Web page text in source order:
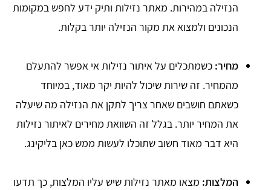
הנזילה במהירות. מאתר נזילות ותיק ידע לחפש במקומות
הנכונים ולמצוא את מקור הנזילה יותר בקלות.
מחיר: כשמתכלים על איתור נזילות אי אפשר להתעלם
מהמחיר. זה שירות שיכול להיות יקר מאוד, במיוחד
כשאתם חושבים שאחר צריך לתקן את הנזילה מה שיעלה
את המחיר יותר. בגלל זה השוואת מחירים לאיתור נזילות
היא דבר מאוד חשוב שתוכלו לעשות ממש כאן בליקינג.
המלצות: מצאו מאתר נזילות שיש עליו המלצות, כך תדעו